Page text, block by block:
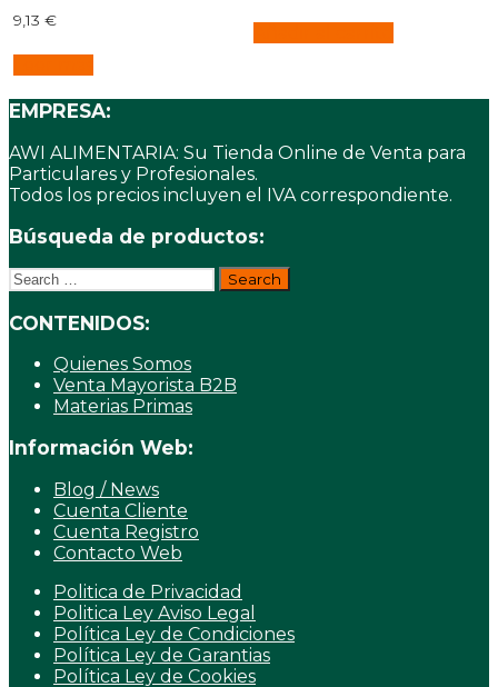
9,13€
EMPRESA:
AWI ALIMENTARIA: Su Tienda Online de Venta para
Particulares y Profesionales.
Todos los precios incluyen el IVA correspondiente.
Búsqueda de productos:
Search
for:
CONTENIDOS:
Quienes Somos
Venta Mayorista B2B
Materias Primas
Información Web:
Blog / News
Cuenta Cliente
Cuenta Registro
Contacto Web
Politica de Privacidad
Politica Ley Aviso Legal
Política Ley de Condiciones
Política Ley de Garantias
Política Ley de Cookies